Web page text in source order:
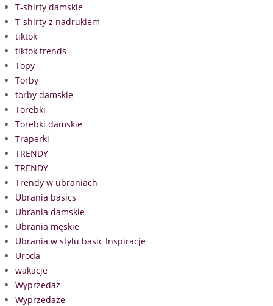
T-shirty damskie
T-shirty z nadrukiem
tiktok
tiktok trends
Topy
Torby
torby damskie
Torebki
Torebki damskie
Traperki
TRENDY
TRENDY
Trendy w ubraniach
Ubrania basics
Ubrania damskie
Ubrania męskie
Ubrania w stylu basic Inspiracje
Uroda
wakacje
Wyprzedaż
Wyprzedaże